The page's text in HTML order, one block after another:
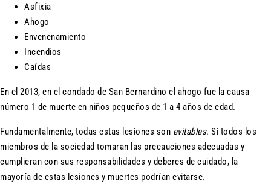
Asfixia
Ahogo
Envenenamiento
Incendios
Caídas
En el 2013, en el condado de San Bernardino el ahogo fue la causa
número 1 de muerte en niños pequeños de 1 a 4 años de edad.
Fundamentalmente, todas estas lesiones son evitables. Si todos los
miembros de la sociedad tomaran las precauciones adecuadas y
cumplieran con sus responsabilidades y deberes de cuidado, la
mayoría de estas lesiones y muertes podrían evitarse.